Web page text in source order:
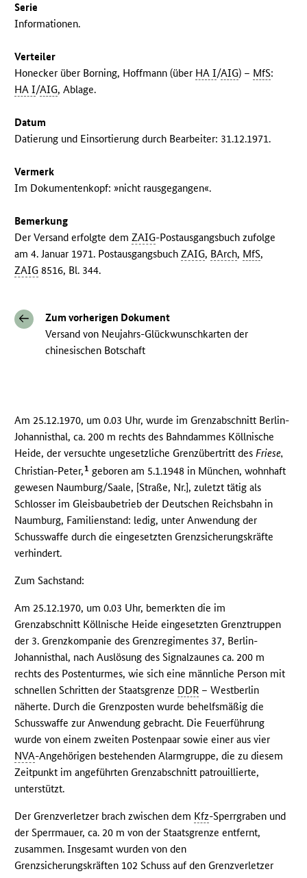
Serie
Informationen.
Verteiler
Honecker über Borning, Hoffmann (über HA I/AIG) – MfS:
HA I/AIG, Ablage.
Datum
Datierung und Einsortierung durch Bearbeiter: 31.12.1971.
Vermerk
Im Dokumentenkopf: »nicht rausgegangen«.
Bemerkung
Der Versand erfolgte demZAIG-Postausgangsbuch zufolge
am 4. Januar 1971. PostausgangsbuchZAIG, BArch, MfS,
ZAIG 8516, Bl. 344.
Zum vorherigen Dokument
Versand von Neujahrs-Glückwunschkarten der
chinesischen Botschaft
Am 25.12.1970, um 0.03 Uhr, wurde im Grenzabschnitt Berlin-
Johannisthal, ca. 200 m rechts des Bahndammes Köllnische
Heide, der versuchte ungesetzliche Grenzübertritt desFriese,
Christian-Peter,1 geboren am 5.1.1948 in München, wohnhaft
gewesen Naumburg/Saale, [Straße, Nr.], zuletzt tätig als
Schlosser im Gleisbaubetrieb der Deutschen Reichsbahn in
Naumburg, Familienstand: ledig, unter Anwendung der
Schusswaffe durch die eingesetzten Grenzsicherungskräfte
verhindert.
Zum Sachstand:
Am 25.12.1970, um 0.03 Uhr, bemerkten die im
Grenzabschnitt Köllnische Heide eingesetzten Grenztruppen
der 3. Grenzkompanie des Grenzregimentes 37, Berlin-
Johannisthal, nach Auslösung des Signalzaunes ca. 200 m
rechts des Postenturmes, wie sich eine männliche Person mit
schnellen Schritten der Staatsgrenze DDR – Westberlin
näherte. Durch die Grenzposten wurde behelfsmäßig die
Schusswaffe zur Anwendung gebracht. Die Feuerführung
wurde von einem zweiten Postenpaar sowie einer aus vier
NVA-Angehörigen bestehenden Alarmgruppe, die zu diesem
Zeitpunkt im angeführten Grenzabschnitt patrouillierte,
unterstützt.
Der Grenzverletzer brach zwischen dem Kfz-Sperrgraben und
der Sperrmauer, ca. 20 m von der Staatsgrenze entfernt,
zusammen. Insgesamt wurden von den
Grenzsicherungskräften 102 Schuss auf den Grenzverletzer